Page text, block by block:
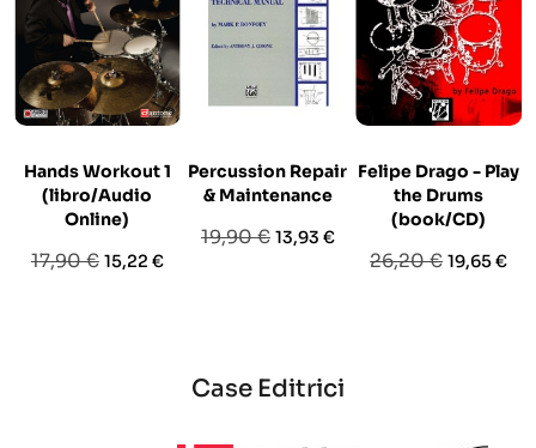
Hands Workout 1
(libro/Audio
Online)
Prezzo
17,90 € Prezzo
15,22 €
Percussion Repair
& Maintenance
Prezzo
19,90 € Prezzo
13,93 €
Felipe Drago - Play
the Drums
(book/CD)
Prezzo
26,20 € Prezzo
19,65 €
Case Editrici